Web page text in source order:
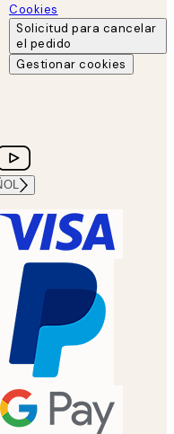
Cookies
Solicitud para cancelar
el pedido
Gestionar cookies